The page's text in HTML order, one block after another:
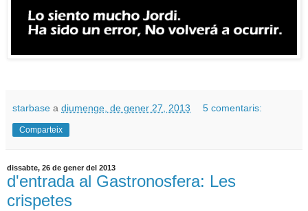
starbase a diumenge, de gener 27, 2013 5 comentaris:
Comparteix
dissabte, 26 de gener del 2013
d'entrada al Gastronosfera: Les
crispetes